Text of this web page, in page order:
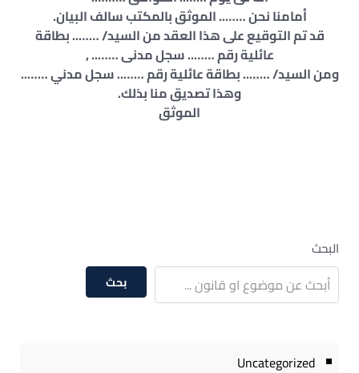
أمامنا نحن …….. الموثق بالمكتب سالف البيان.
قد تم التوقيع على هذا العقد من السيد/ …….. بطاقة
عائلية رقم …….. سجل مدنى …….. ,
ومن السيد/ …….. بطاقة عائلية رقم …….. سجل مدني ……..
وهذا تصديق منا بذلك.
الموثق
البحث
بحث
Uncategorized